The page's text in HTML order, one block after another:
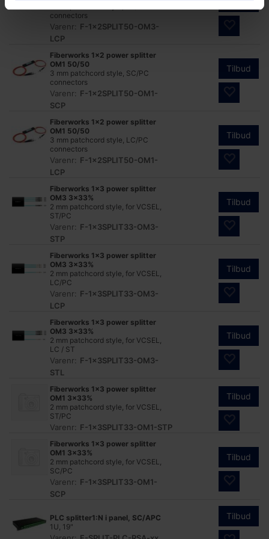
connectors
Varenr:
F-1x2SPLIT50-OM3-
LCP
Fiberworks 1x2 power splitter
OM1 50/50
3 mm patchcord style, SC/PC
connectors
Varenr: F-1x2SPLIT50-OM1-
SCP
Tilbud
Fiberworks 1x2 power splitter
OM1 50/50
3 mm patchcord style, LC/PC
connectors
Varenr: F-1x2SPLIT50-OM1-
LCP
Tilbud
Fiberworks 1x3 power splitter
OM3 3x33%
2 mm patchcord style, for VCSEL,
ST/PC
Varenr: F-1x3SPLIT33-OM3-
STP
Tilbud
Fiberworks 1x3 power splitter
OM3 3x33%
2 mm patchcord style, for VCSEL,
LC/PC
Varenr: F-1x3SPLIT33-OM3-
LCP
Tilbud
Fiberworks 1x3 power splitter
OM3 3x33%
2 mm patchcord style, for VCSEL,
LC / ST
Varenr: F-1x3SPLIT33-OM3-
STL
Tilbud
Fiberworks 1x3 power splitter
OM1 3x33%
2 mm patchcord style, for VCSEL,
ST/PC
Varenr: F-1x3SPLIT33-OM1-STP
Tilbud
Fiberworks 1x3 power splitter
OM1 3x33%
2 mm patchcord style, for VCSEL,
SC/PC
Varenr: F-1x3SPLIT33-OM1-
SCP
Tilbud
PLC splitter1:N i panel, SC/APC
1U, 19"
Tilbud